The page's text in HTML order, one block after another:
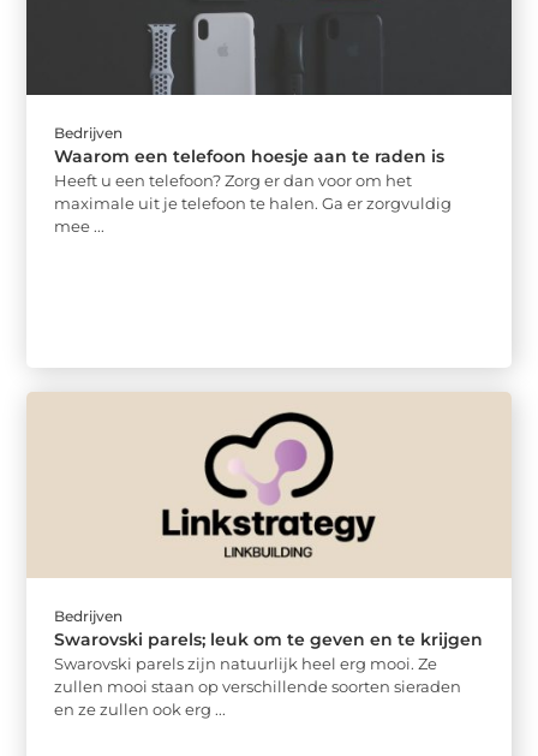
Bedrijven
Waarom een telefoon hoesje aan te raden is
Heeft u een telefoon? Zorg er dan voor om het
maximale uit je telefoon te halen. Ga er zorgvuldig
mee ...
Bedrijven
Swarovski parels; leuk om te geven en te krijgen
Swarovski parels zijn natuurlijk heel erg mooi. Ze
zullen mooi staan op verschillende soorten sieraden
en ze zullen ook erg ...